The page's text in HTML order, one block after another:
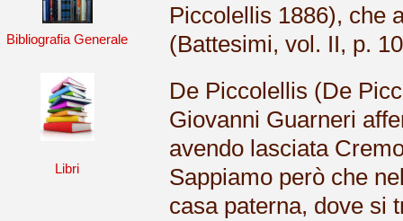
Bibliografia Generale
Libri
Piccolellis 1886), che
(Battesimi, vol. II, p.
De Piccolellis (De
Giovanni Guarneri
avendo lasciata
Sappiamo però che
casa paterna, dove si